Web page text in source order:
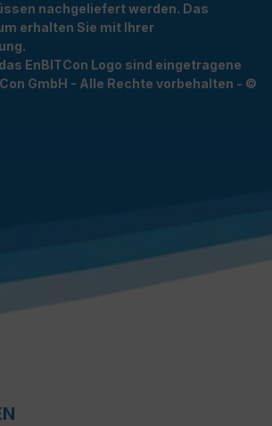
nachgeliefert werden. Das
erhalten Sie mit Ihrer
EnBITCon Logo sind eingetragene
GmbH - Alle Rechte vorbehalten - ©